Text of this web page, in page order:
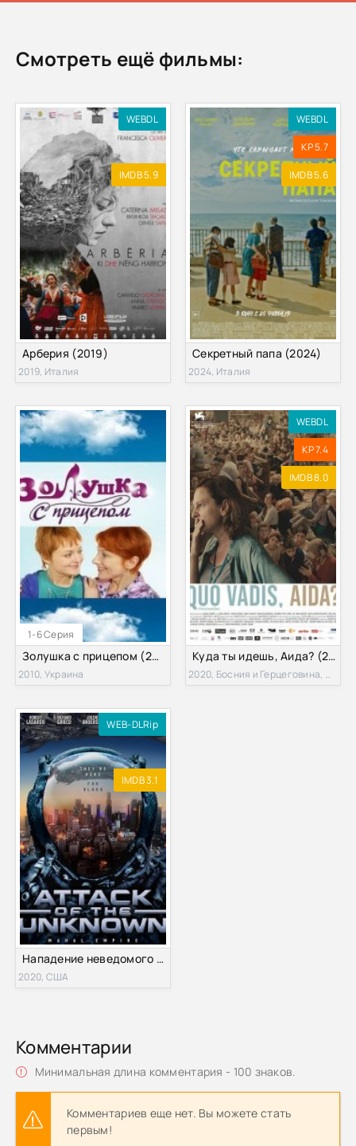
Смотреть ещё фильмы:
WEBDL
IMDB 5.9
Арберия (2019)
2019, Италия
WEBDL
KP 5.7
IMDB 5.6
Секретный папа (2024)
2024, Италия
1-6 Серия
Золушка с прицепом (2010)
2010, Украина
WEBDL
KP 7.4
IMDB 8.0
Куда ты идешь, Аида? (2020)
2020, Босния и Герцеговина, Австрия, Румыния, Нидерланды, Германия, Польша, Франция, Норвегия, Турция
WEB-DLRip
IMDB 3.1
Нападение неведомого (2020)
2020, США
Комментарии
Минимальная длина комментария - 100 знаков.
Комментариев еще нет. Вы можете стать
первым!